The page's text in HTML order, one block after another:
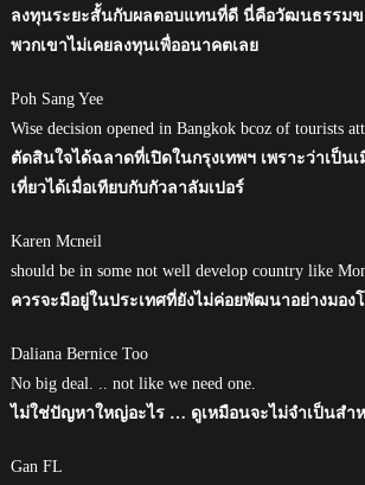
ลงทุนระยะสั้นกับผลตอบแทนที่ดี นี่คือวัฒนธรรมข
พวกเขาไม่เคยลงทุนเพื่ออนาคตเลย
Poh Sang Yee
Wise decision opened in Bangkok bcoz of tourists
ตัดสินใจได้ฉลาดที่เปิดในกรุงเทพฯ เพราะว่าเป็น
เที่ยวได้เมื่อเทียบกับกัวลาลัมเปอร์
Karen Mcneil
should be in some not well develop country like
ควรจะมีอยู่ในประเทศที่ยังไม่ค่อยพัฒนาอย่างมอง
Daliana Bernice Too
No big deal. .. not like we need one.
ไม่ใช่ปัญหาใหญ่อะไร … ดูเหมือนจะไม่จำเป็นสำห
Gan FL